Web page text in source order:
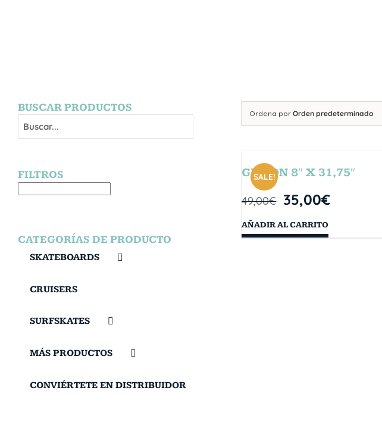
Ordena porOrden predeterminado
SALE!
GIBSON 8″ X 31,75″
49,00€ 35,00€
AÑADIR AL CARRITO
BUSCAR PRODUCTOS
FILTROS
CATEGORÍAS DE PRODUCTO
SKATEBOARDS
CRUISERS
SURFSKATES
MÁS PRODUCTOS
CONVIÉRTETE EN DISTRIBUIDOR